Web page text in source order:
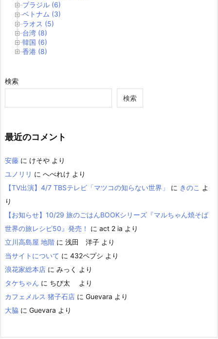
ブラジル (6)
ベトナム (3)
ラオス (5)
台湾 (8)
韓国 (6)
香港 (8)
検索
検索
最近のコメント
安藤 に けそや より
ユノリリ に へべれけ より
【TV出演】4/7 TBSテレビ「マツコの知らない世界」
に きのこ よ
り
【お知らせ】10/29 旅のごはんBOOKシリーズ『マルちゃん焼そば
世界の旅レシピ50』発売！
に act 2 ia より
立川高島屋 地階 に 浅田 洋子 より
当サイトについて に 432ペプシ より
浪花家総本店 に みっく
より
タケちゃん に ちび太
より
カフェメルス 猪子石店 に Guevara より
大脇 に Guevara より